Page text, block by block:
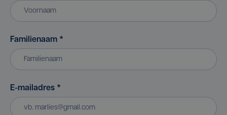
Familienaam *
E-mailadres *